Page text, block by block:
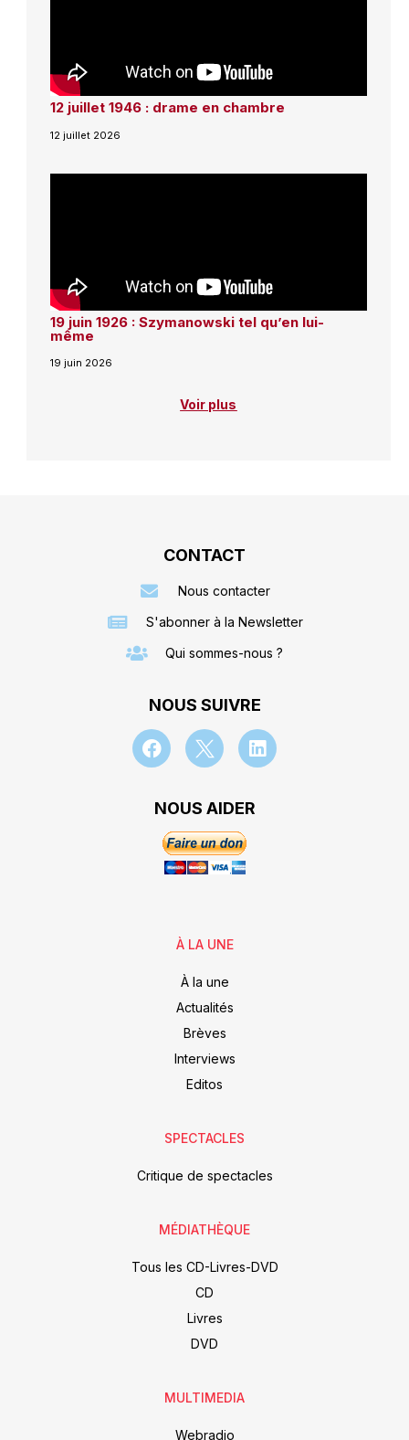
12 juillet 1946 : drame en chambre
12 juillet 2026
19 juin 1926 : Szymanowski tel qu’en lui-
même
19 juin 2026
Voir plus
CONTACT
Nous contacter
S'abonner à la Newsletter
Qui sommes-nous ?
NOUS SUIVRE
NOUS AIDER
À LA UNE
À la une
Actualités
Brèves
Interviews
Editos
SPECTACLES
Critique de spectacles
MÉDIATHÈQUE
Tous les CD-Livres-DVD
CD
Livres
DVD
MULTIMEDIA
Webradio